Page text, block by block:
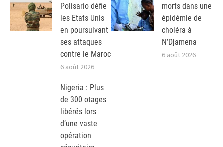
Polisario défie
les Etats Unis
en poursuivant
ses attaques
contre le Maroc
6 août 2026
morts dans une
épidémie de
choléra à
N’Djamena
6 août 2026
Nigeria : Plus
de 300 otages
libérés lors
d’une vaste
opération